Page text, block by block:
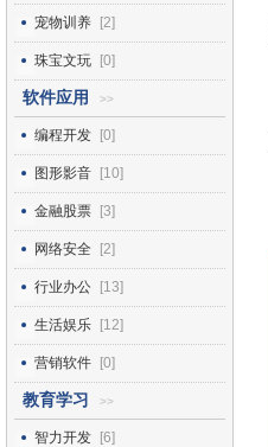
宠物训养 [2]
珠宝文玩 [0]
软件应用 >>
编程开发 [0]
图形影音 [10]
金融股票 [3]
网络安全 [2]
行业办公 [13]
生活娱乐 [12]
营销软件 [0]
教育学习 >>
智力开发 [6]